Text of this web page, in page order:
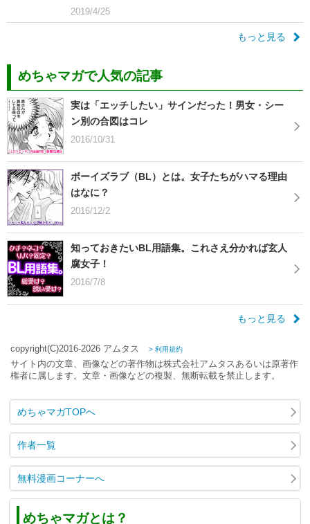
2019/4/25
もっと見る
めちゃマガで人気の記事
実は「エッチしたい」サインだった！男女・シー
ン別の合図はコレ
2016/10/31
ボーイズラブ（BL）とは。女子たちがハマる理由
はなに？
2016/12/2
知っておきたいBL用語集。これさえ分かれば玄人
腐女子！
2016/7/8
もっと見る
copyright(C)2016-2026 アムタス > 利用規約
サイト内の文章、画像などの著作物は株式会社アムタスあるいは原著作
権者に属します。文章・画像などの複製、無断転載を禁止します。
めちゃマガTOPへ
作者一覧
無料漫画コーナーへ
めちゃマガとは？